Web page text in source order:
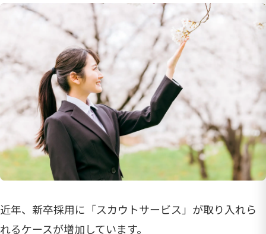
近年、新卒採用に「スカウトサービス」が取り入れら
れるケースが増加しています。